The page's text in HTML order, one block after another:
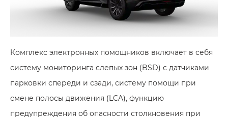
Комплекс электронных помощников включает в себя
систему мониторинга слепых зон (BSD) с датчиками
парковки спереди и сзади, систему помощи при
смене полосы движения (LCA), функцию
предупреждения об опасности столкновения при